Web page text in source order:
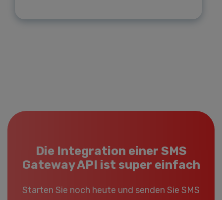
Die Integration einer SMS
Gateway API ist super einfach
Starten Sie noch heute und senden Sie SMS